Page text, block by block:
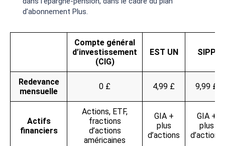
d’abonnement Plus.
Compte général
d’investissement
(CIG)
EST UN SIPP
Redevance
mensuelle
0 £ 4,99 £ 9,99 £
Actifs
financiers
Actions, ETF,
fractions
d’actions
américaines
GIA +
plus
d’actions
GIA +
plus
d’actions